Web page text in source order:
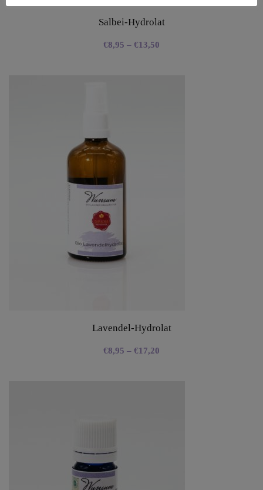
Salbei-Hydrolat
€8,95 – €13,50
Lavendel-Hydrolat
€8,95 – €17,20